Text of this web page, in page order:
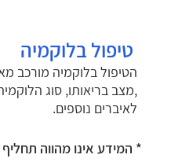
טיפול בלוקמיה
הטיפול בלוקמיה מורכב
,מצב בריאותו, סוג
לאיברים נוספים.
* המידע אינו מהווה תחליף